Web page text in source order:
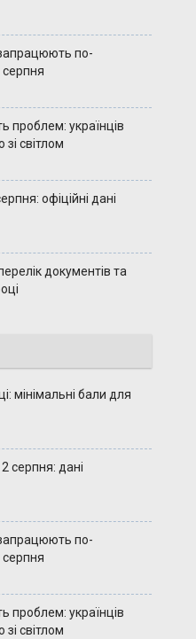
по-
проблем: українців
світлом
офіційні дані
документів та
мінімальні бали для
серпня: дані
по-
проблем: українців
світлом